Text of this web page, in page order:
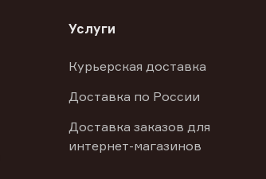
Услуги
Курьерская доставка
Доставка по России
Доставка заказов для
интернет-магазинов